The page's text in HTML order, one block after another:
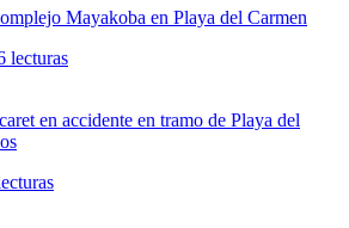
Mayakoba en Playa del Carmen
lecturas
en accidente en tramo de Playa del